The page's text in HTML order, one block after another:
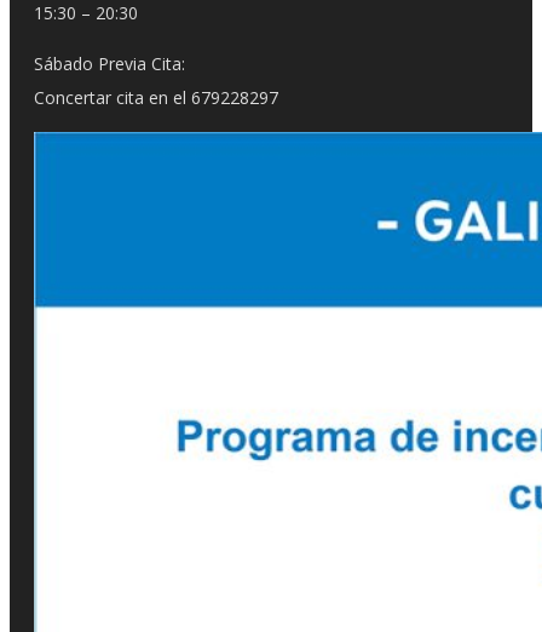
15:30 – 20:30
Sábado Previa Cita:
Concertar cita en el 679228297